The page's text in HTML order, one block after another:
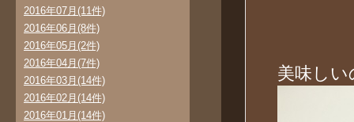
2016年07月(11件)
2016年06月(8件)
2016年05月(2件)
2016年04月(7件)
2016年03月(14件)
2016年02月(14件)
2016年01月(14件)
美味し